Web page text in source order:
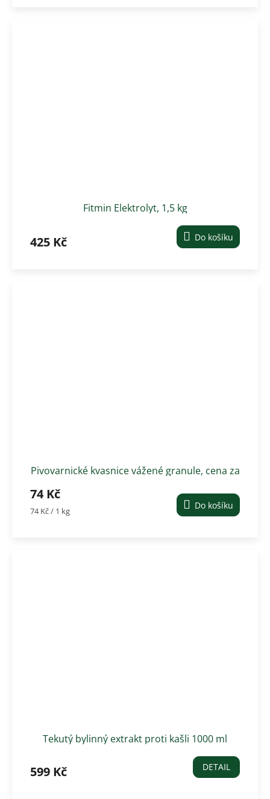
Fitmin Elektrolyt, 1,5 kg
425 Kč Do košíku
Pivovarnické kvasnice vážené granule, cena za
74 Kč
Měrná
74 Kč / 1 kg Do košíku
Tekutý bylinný extrakt proti kašli 1000 ml
599 Kč DETAIL